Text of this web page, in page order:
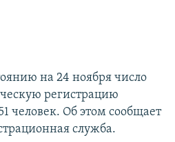
на 24 ноября число
регистрацию
человек. Об этом сообщает
служба.